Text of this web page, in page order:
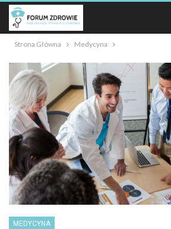
Strona Główna Medycyna
MEDYCYNA